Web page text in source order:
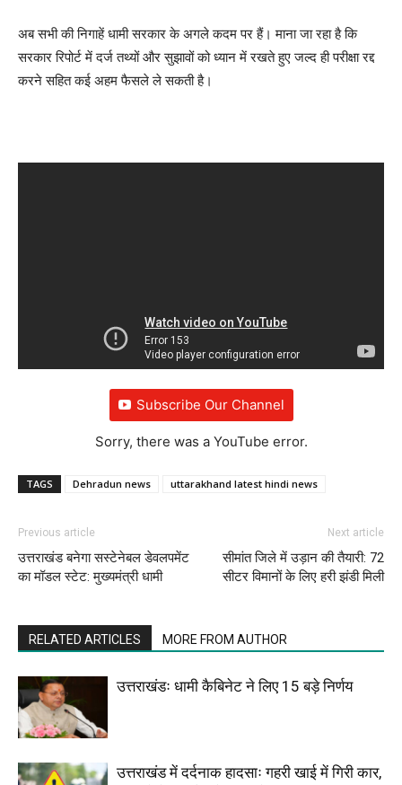
अब सभी की निगाहें धामी सरकार के अगले कदम पर हैं। माना जा रहा है कि
सरकार रिपोर्ट में दर्ज तथ्यों और सुझावों को ध्यान में रखते हुए जल्द ही परीक्षा रद्द
करने सहित कई अहम फैसले ले सकती है।
Subscribe Our Channel
Sorry, there was a YouTube error.
TAGS Dehradun news uttarakhand latest hindi news
Previous article
उत्तराखंड बनेगा सस्टेनेबल डेवलपमेंट
का मॉडल स्टेट: मुख्यमंत्री धामी
Next article
सीमांत जिले में उड़ान की तैयारी: 72
सीटर विमानों के लिए हरी झंडी मिली
RELATED ARTICLES MORE FROM AUTHOR
उत्तराखंडः धामी कैबिनेट ने लिए 15 बड़े निर्णय
उत्तराखंड में दर्दनाक हादसाः गहरी खाई में गिरी कार,